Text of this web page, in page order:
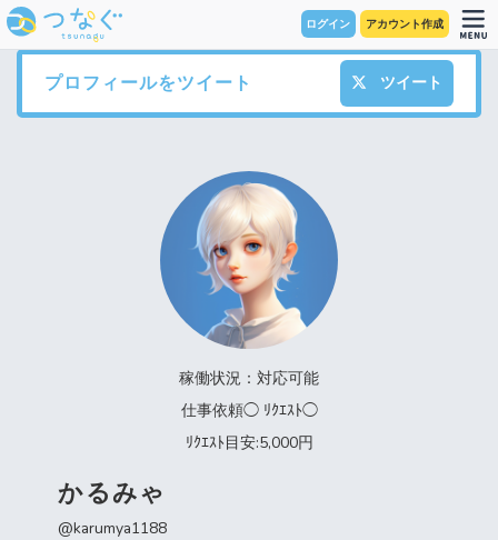
ログイン アカウント作成
プロフィールをツイート ツイート
稼働状況：対応可能
仕事依頼◯ ﾘｸｴｽﾄ◯
ﾘｸｴｽﾄ目安:5,000円
かるみゃ
@karumya1188